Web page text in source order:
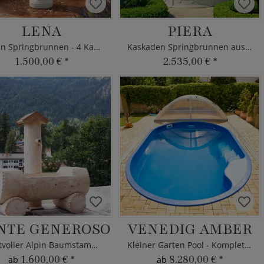
LENA
Garten Springbrunnen - 4 Kaskaden
1.500,00 € *
PIERA
Kaskaden Springbrunnen aus Stein
2.535,00 € *
GENEROSO
Kunstvoller Alpin Baumstamm Brunnen-Trog aus Holz
ab 1.600,00 € *
VENEDIG AMBER
Kleiner Garten Pool - Komplettset
ab 8.280,00 € *